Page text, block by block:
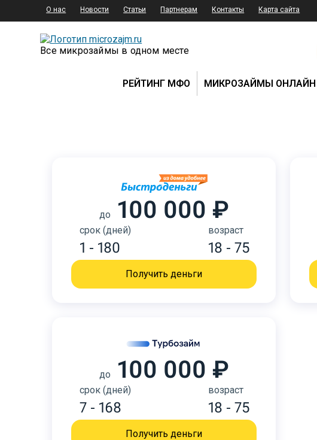
О нас Новости Статьи Партнерам Контакты Карта сайта
Все микрозаймы в одном месте
РЕЙТИНГ МФО МИКРОЗАЙМЫ ОНЛАЙН
до 100 000 ₽
срок (дней)
1 - 180
возраст
18 - 75
Получить деньги
до 100 000 ₽
срок (дней)
7 - 168
возраст
18 - 75
Получить деньги